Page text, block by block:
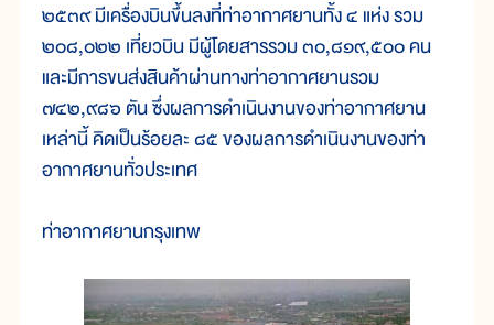
๒๕๓๙ มีเครื่องบินขึ้นลงที่ท่าอากาศยานทั้ง ๔ แห่ง รวม
๒๐๘,๐๒๒ เที่ยวบิน มีผู้โดยสารรวม ๓๐,๘๑๙,๕๐๐ คน
และมีการขนส่งสินค้าผ่านทางท่าอากาศยานรวม
๗๔๒,๙๘๖ ตัน ซึ่งผลการดำเนินงานของท่าอากาศยาน
เหล่านี้ คิดเป็นร้อยละ ๘๕ ของผลการดำเนินงานของท่า
อากาศยานทั่วประเทศ
ท่าอากาศยานกรุงเทพ